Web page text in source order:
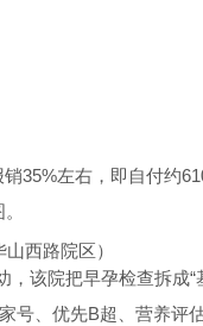
35%左右，即自付约
西路院区）
该院把早孕检查拆成“
号、优先B超、营养评